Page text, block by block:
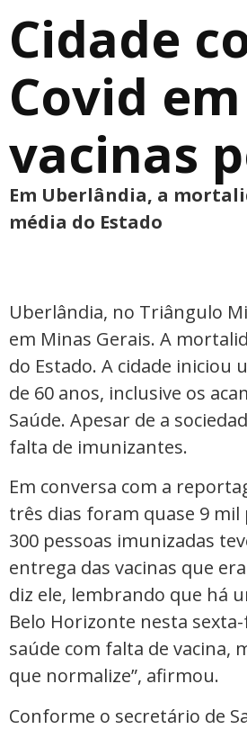
Cidade
Covid
vacinas
Em Uberlândia, a
média do Estado
Uberlândia, no Triângulo
em Minas Gerais. A
do Estado. A cidade iniciou
de 60 anos, inclusive os
Saúde. Apesar de a
falta de imunizantes.
Em conversa com a
três dias foram quase 9 mil
300 pessoas imunizadas
entrega das vacinas que
diz ele, lembrando que há
Belo Horizonte nesta
saúde com falta de vacina,
que normalize”, afirmou.
Conforme o secretário de